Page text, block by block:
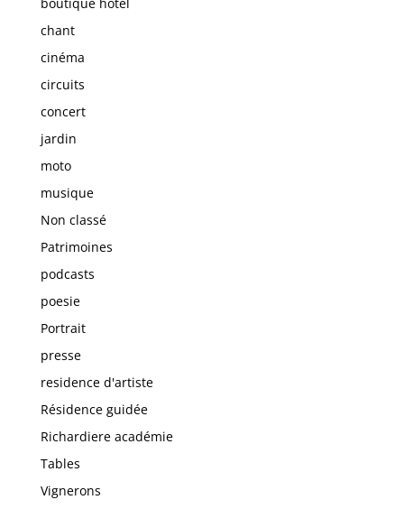
chant
cinéma
circuits
concert
jardin
moto
musique
Non classé
Patrimoines
podcasts
poesie
Portrait
presse
residence d'artiste
Résidence guidée
Richardiere académie
Tables
Vignerons